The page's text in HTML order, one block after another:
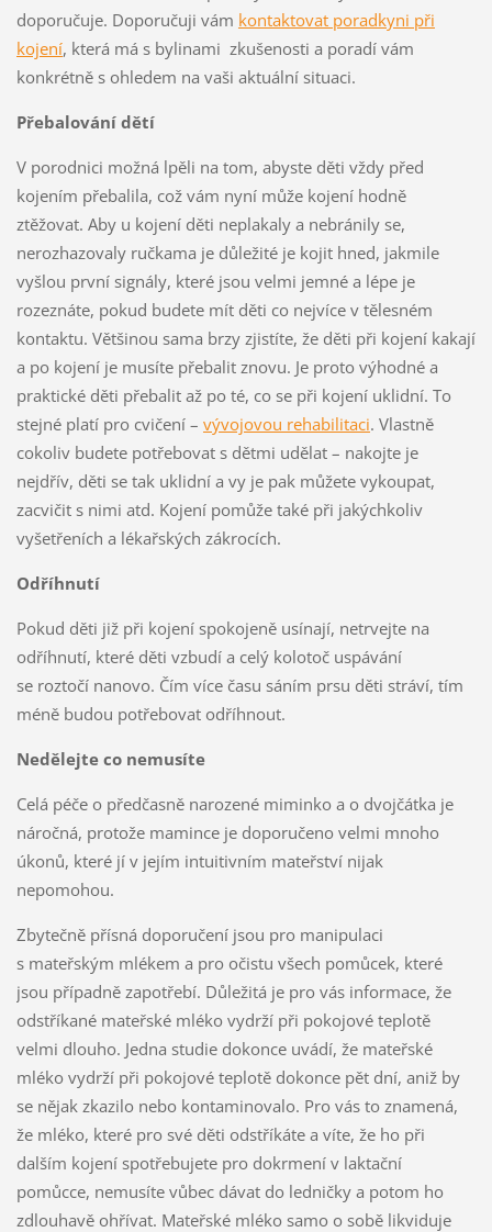
doporučuje. Doporučuji vám kontaktovat poradkyni při
kojení, která má s bylinami zkušenosti a poradí vám
konkrétně s ohledem na vaši aktuální situaci.
Přebalování dětí
V porodnici možná lpěli na tom, abyste děti vždy před
kojením přebalila, což vám nyní může kojení hodně
ztěžovat. Aby u kojení děti neplakaly a nebránily se,
nerozhazovaly ručkama je důležité je kojit hned, jakmile
vyšlou první signály, které jsou velmi jemné a lépe je
rozeznáte, pokud budete mít děti co nejvíce v tělesném
kontaktu. Většinou sama brzy zjistíte, že děti při kojení kakají
a po kojení je musíte přebalit znovu. Je proto výhodné a
praktické děti přebalit až po té, co se při kojení uklidní. To
stejné platí pro cvičení – vývojovou rehabilitaci. Vlastně
cokoliv budete potřebovat s dětmi udělat – nakojte je
nejdřív, děti se tak uklidní a vy je pak můžete vykoupat,
zacvičit s nimi atd. Kojení pomůže také při jakýchkoliv
vyšetřeních a lékařských zákrocích.
Odříhnutí
Pokud děti již při kojení spokojeně usínají, netrvejte na
odříhnutí, které děti vzbudí a celý kolotoč uspávání
se roztočí nanovo. Čím více času sáním prsu děti stráví, tím
méně budou potřebovat odříhnout.
Nedělejte co nemusíte
Celá péče o předčasně narozené miminko a o dvojčátka je
náročná, protože mamince je doporučeno velmi mnoho
úkonů, které jí v jejím intuitivním mateřství nijak
nepomohou.
Zbytečně přísná doporučení jsou pro manipulaci
s mateřským mlékem a pro očistu všech pomůcek, které
jsou případně zapotřebí. Důležitá je pro vás informace, že
odstříkané mateřské mléko vydrží při pokojové teplotě
velmi dlouho. Jedna studie dokonce uvádí, že mateřské
mléko vydrží při pokojové teplotě dokonce pět dní, aniž by
se nějak zkazilo nebo kontaminovalo. Pro vás to znamená,
že mléko, které pro své děti odstříkáte a víte, že ho při
dalším kojení spotřebujete pro dokrmení v laktační
pomůcce, nemusíte vůbec dávat do ledničky a potom ho
zdlouhavě ohřívat. Mateřské mléko samo o sobě likviduje